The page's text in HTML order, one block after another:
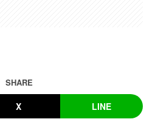
SHARE
X LINE